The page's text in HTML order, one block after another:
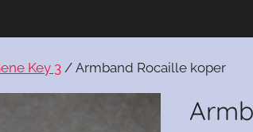
Key 3 / Armband Rocaille koper